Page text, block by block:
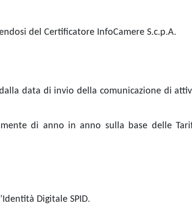
del Certificatore InfoCamere S.c.p.A.
data di invio della comunicazione di
di anno in anno sulla base delle
Digitale SPID.